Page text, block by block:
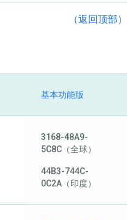
（返回顶部）
基本功能版
3168-48A9-
5C8C （全球）
44B3-744C-
0C2A （印度）